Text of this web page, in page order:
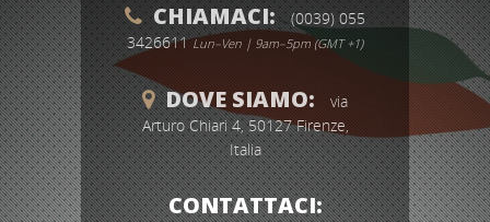
 CHIAMACI:
(0039) 055
3426611Lun–Ven | 9am–5pm (GMT +1)
 DOVE SIAMO:
via
Arturo Chiari 4, 50127 Firenze,
Italia
CONTATTACI: